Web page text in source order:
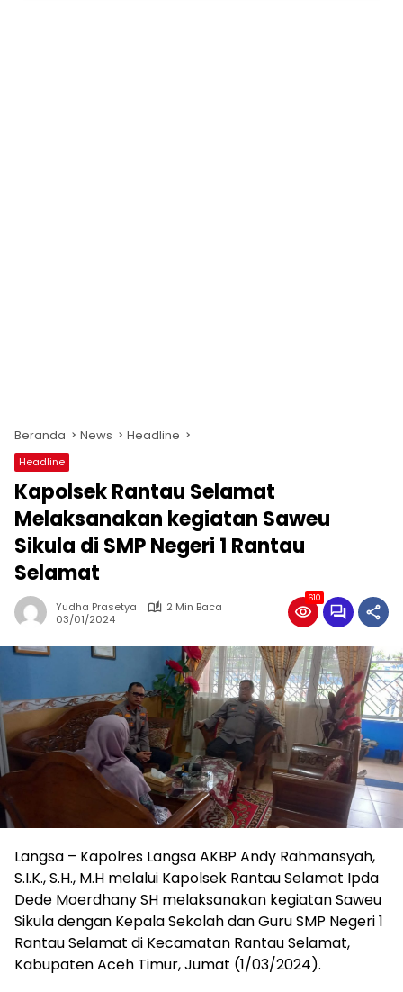
Beranda News Headline
Headline
Kapolsek Rantau Selamat
Melaksanakan kegiatan Saweu
Sikula di SMP Negeri 1 Rantau
Selamat
Yudha Prasetya
2 Min Baca
03/01/2024
610
Langsa – Kapolres Langsa AKBP Andy Rahmansyah,
S.I.K., S.H., M.H melalui Kapolsek Rantau Selamat Ipda
Dede Moerdhany SH melaksanakan kegiatan Saweu
Sikula dengan Kepala Sekolah dan Guru SMP Negeri 1
Rantau Selamat di Kecamatan Rantau Selamat,
Kabupaten Aceh Timur, Jumat (1/03/2024).